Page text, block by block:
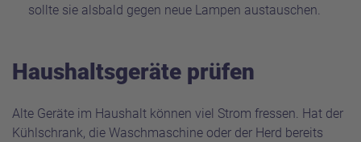
sollte sie alsbald gegen neue Lampen austauschen.
Haushaltsgeräte prüfen
Alte Geräte im Haushalt können viel Strom fressen. Hat der
Kühlschrank, die Waschmaschine oder der Herd bereits